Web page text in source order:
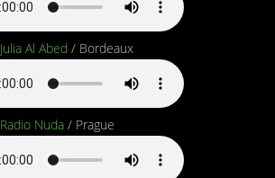
Julia Al Abed / Bordeaux
Radio Nuda / Prague